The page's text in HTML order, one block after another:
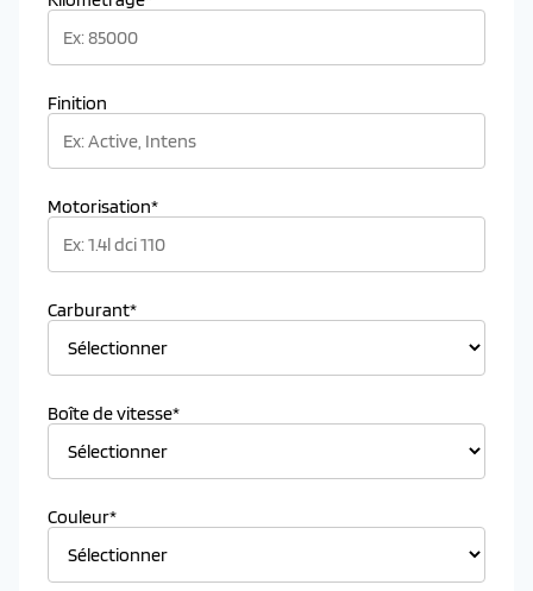
Finition
Motorisation*
Carburant*
Boîte de vitesse*
Couleur*